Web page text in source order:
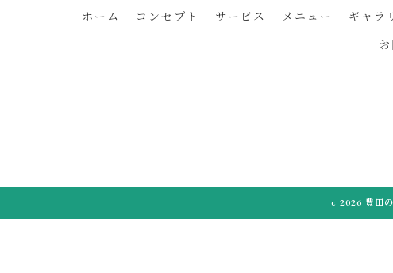
ホーム コンセプト サービス メニュー ギャラ
c 2026 豊田